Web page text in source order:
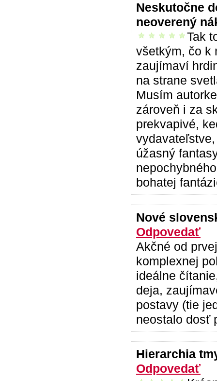
Neskutočne
neoverený
vrelo odporúčam
Tak
všetkým, čo k
zaujímaví
na strane
Musím
zároveň i za
prekvapivé,
úžasný
bohatej
Nové
Odpovedať
Akčné od
komplexnej
ideálne
deja,
postavy (tie
neostalo dosť
Hierarchia
Odpovedať